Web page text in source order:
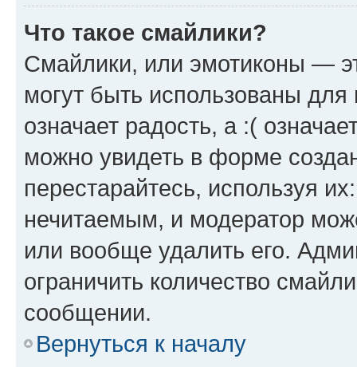
Что такое смайлики?
Смайлики, или эмотиконы —
могут быть использованы
означает радость, а :(
можно увидеть в форме
перестарайтесь, используя
нечитаемым, и модератор
или вообще удалить его.
ограничить количество
сообщении.
Вернуться к началу